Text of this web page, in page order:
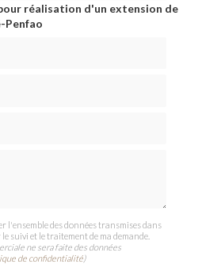
réalisation d'un extension de
Penfao
l'ensemble des données transmises dans
suivi et le traitement de ma demande.
ne sera faite des données
de confidentialité)